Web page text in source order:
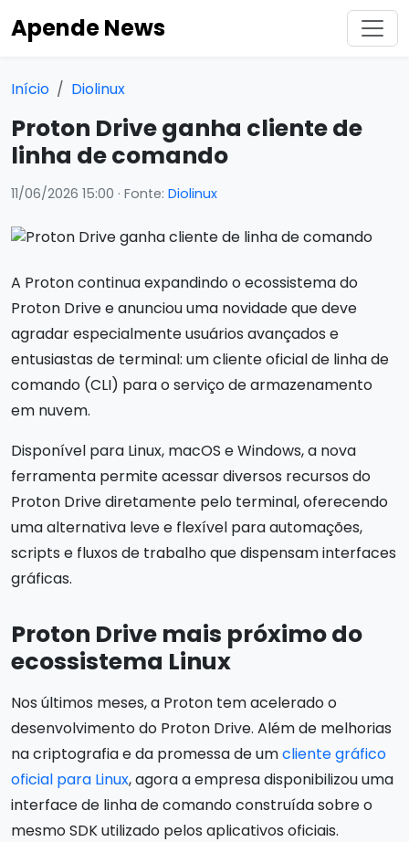
Apende News
Início Diolinux
Proton Drive ganha cliente de
linha de comando
11/06/2026 15:00 · Fonte: Diolinux
A Proton continua expandindo o ecossistema do
Proton Drive e anunciou uma novidade que deve
agradar especialmente usuários avançados e
entusiastas de terminal: um cliente oficial de linha de
comando (CLI) para o serviço de armazenamento
em nuvem.
Disponível para Linux, macOS e Windows, a nova
ferramenta permite acessar diversos recursos do
Proton Drive diretamente pelo terminal, oferecendo
uma alternativa leve e flexível para automações,
scripts e fluxos de trabalho que dispensam interfaces
gráficas.
Proton Drive mais próximo do
ecossistema Linux
Nos últimos meses, a Proton tem acelerado o
desenvolvimento do Proton Drive. Além de melhorias
na criptografia e da promessa de umcliente gráfico
oficial para Linux, agora a empresa disponibilizou uma
interface de linha de comando construída sobre o
mesmo SDK utilizado pelos aplicativos oficiais.